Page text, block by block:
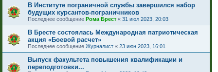
В Институте пограничной службы завершился набор
будущих курсантов-пограничников
Последнее сообщение Рома Брест « 31 июл 2023, 20:03
В Бресте состоялась Международная патриотическая
акция «Боевой расчет»
Последнее сообщение Журналист « 23 июн 2023, 16:01
Выпуск факультета повышения квалификации и
переподготовки...